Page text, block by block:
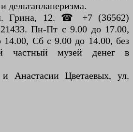
дельтапланеризма.
Грина, 12. ☎ +7 (36562)
Пн-Пт с 9.00 до 17.00,
14.00, Сб с 9.00 до 14.00, без
частный музей денег в
Анастасии Цветаевых, ул.